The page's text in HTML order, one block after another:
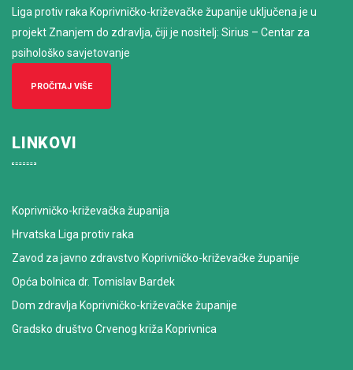
Liga protiv raka Koprivničko-križevačke županije uključena je u
projekt Znanjem do zdravlja, čiji je nositelj: Sirius – Centar za
psihološko savjetovanje
PROČITAJ VIŠE
LINKOVI
Koprivničko-križevačka županija
Hrvatska Liga protiv raka
Zavod za javno zdravstvo Koprivničko-križevačke županije
Opća bolnica dr. Tomislav Bardek
Dom zdravlja Koprivničko-križevačke županije
Gradsko društvo Crvenog križa Koprivnica